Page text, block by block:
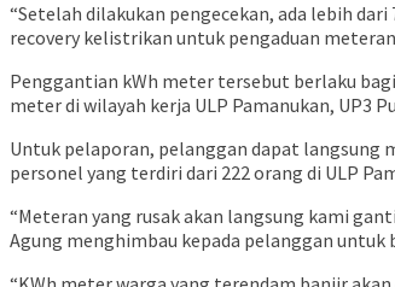
“Setelah dilakukan pengecekan, ada lebih
recovery kelistrikan untuk pengaduan
Penggantian kWh meter tersebut berlaku bagi
meter di wilayah kerja ULP Pamanukan, UP3
Untuk pelaporan, pelanggan dapat langsung
personel yang terdiri dari 222 orang di ULP
“Meteran yang rusak akan langsung kami
Agung menghimbau kepada pelanggan